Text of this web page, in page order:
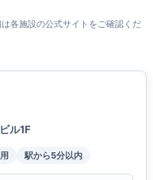
各施設の公式サイトをご確認くだ
ル1F
駅から5分以内